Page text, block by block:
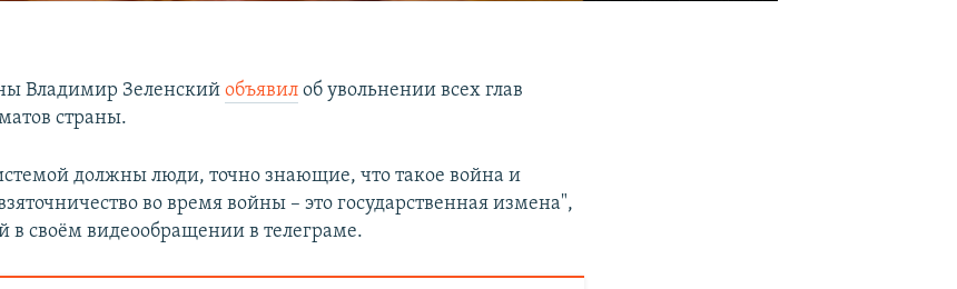
Владимир Зеленскийобъявил об увольнении всех глав
страны.
должны люди, точно знающие, что такое война и
во время войны – это государственная измена",
в своём видеообращении в телеграме.